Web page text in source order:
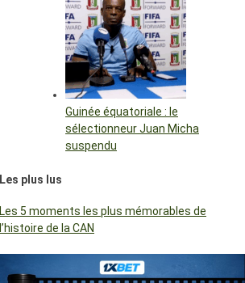
Guinée équatoriale : le
sélectionneur Juan Micha
suspendu
Les plus lus
Les 5 moments les plus mémorables de
l’histoire de la CAN